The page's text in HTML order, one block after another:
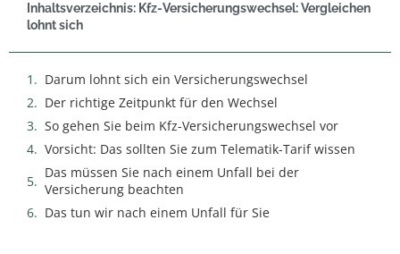
Inhaltsverzeichnis: Kfz-Versicherungswechsel: Vergleichen
lohnt sich
Darum lohnt sich ein Versicherungswechsel
Der richtige Zeitpunkt für den Wechsel
So gehen Sie beim Kfz-Versicherungswechsel vor
Vorsicht: Das sollten Sie zum Telematik-Tarif wissen
Das müssen Sie nach einem Unfall bei der
Versicherung beachten
Das tun wir nach einem Unfall für Sie